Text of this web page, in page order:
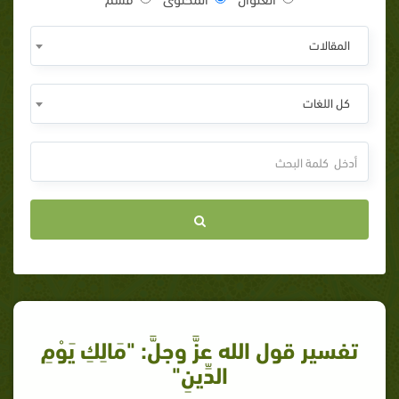
المقالات
كل اللغات
تفسير قول الله عزَّ وجلَّ: "مَالِكِ يَوْمِ
الدِّينِ"